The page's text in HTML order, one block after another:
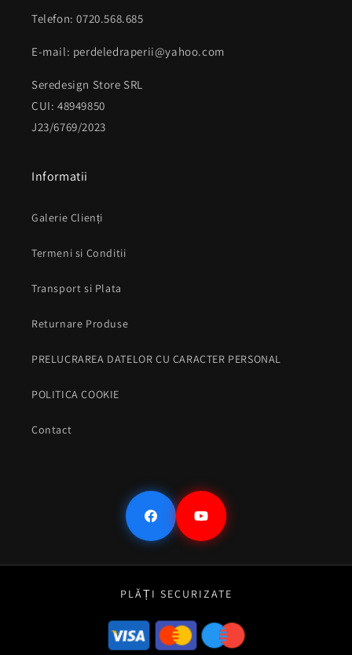
Telefon: 0720.568.685
E-mail: perdeledraperii@yahoo.com
Seredesign Store SRL
CUI: 48949850
J23/6769/2023
Informatii
Galerie Clienți
Termeni si Conditii
Transport si Plata
Returnare Produse
PRELUCRAREA DATELOR CU CARACTER PERSONAL
POLITICA COOKIE
Contact
FacebookYouTube
PLĂȚI SECURIZATE